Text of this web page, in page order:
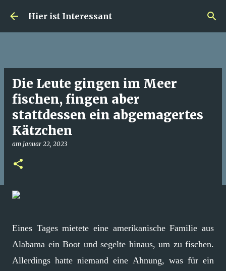
Direkt zum Hauptbereich
Hier ist Interessant
Die Leute gingen im Meer
fischen, fingen aber
stattdessen ein abgemagertes
Kätzchen
am Januar 22, 2023
Eines Tages mietete eine amerikanische Familie aus
Alabama ein Boot und segelte hinaus, um zu fischen.
Allerdings hatte niemand eine Ahnung, was für ein